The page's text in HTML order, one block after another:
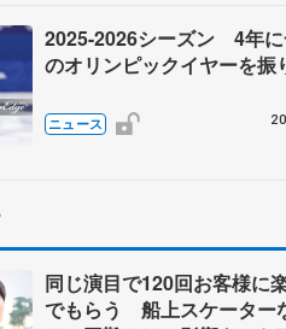
2025-2026シーズン 4年
のオリンピックイヤーを振
ニュース
同じ演目で120回お客様に
でもらう 船上スケーター